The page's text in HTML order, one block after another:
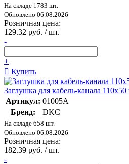
На складе 1783 шт.
Обновлено 06.08.2026
Розничная цена:
129.32 руб. / шт.
-
+
Купить
Заглушка для кабель-канала
Артикул: 01005A
Бренд:
DKC
На складе 658 шт.
Обновлено 06.08.2026
Розничная цена:
182.39 руб. / шт.
-